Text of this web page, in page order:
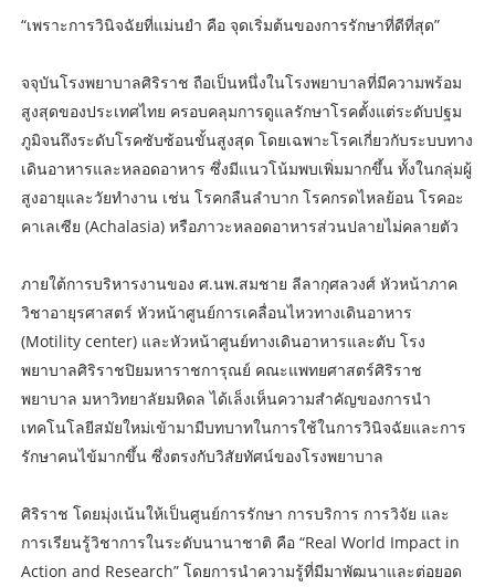
“เพราะการวินิจฉัยที่แม่นยำ คือ จุดเริ่มต้นของการรักษาที่ดีที่สุด”
จจุบันโรงพยาบาลศิริราช ถือเป็นหนึ่งในโรงพยาบาลที่มีความพร้อม
สูงสุดของประเทศไทย ครอบคลุมการดูแลรักษาโรคตั้งแต่ระดับปฐม
ภูมิจนถึงระดับโรคซับซ้อนขั้นสูงสุด โดยเฉพาะโรคเกี่ยวกับระบบทาง
เดินอาหารและหลอดอาหาร ซึ่งมีแนวโน้มพบเพิ่มมากขึ้น ทั้งในกลุ่มผู้
สูงอายุและวัยทำงาน เช่น โรคกลืนลำบาก โรคกรดไหลย้อน โรคอะ
คาเลเซีย (Achalasia) หรือภาวะหลอดอาหารส่วนปลายไม่คลายตัว
ภายใต้การบริหารงานของ ศ.นพ.สมชาย ลีลากุศลวงศ์ หัวหน้าภาค
วิชาอายุรศาสตร์ หัวหน้าศูนย์การเคลื่อนไหวทางเดินอาหาร
(Motility center) และหัวหน้าศูนย์ทางเดินอาหารและตับ โรง
พยาบาลศิริราชปิยมหาราชการุณย์ คณะแพทยศาสตร์ศิริราช
พยาบาล มหาวิทยาลัยมหิดล ได้เล็งเห็นความสำคัญของการนำ
เทคโนโลยีสมัยใหม่เข้ามามีบทบาทในการใช้ในการวินิจฉัยและการ
รักษาคนไข้มากขึ้น ซึ่งตรงกับวิสัยทัศน์ของโรงพยาบาล
ศิริราช โดยมุ่งเน้นให้เป็นศูนย์การรักษา การบริการ การวิจัย และ
การเรียนรู้วิชาการในระดับนานาชาติ คือ “Real World Impact in
Action and Research” โดยการนำความรู้ที่มีมาพัฒนาและต่อยอด